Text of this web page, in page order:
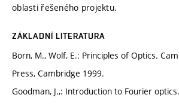
oblasti řešeného projektu.
ZÁKLADNÍ LITERATURA
Born, M., Wolf, E.: Principles of Optics.
Press, Cambridge 1999.
Goodman, J.,: Introduction to Fourier